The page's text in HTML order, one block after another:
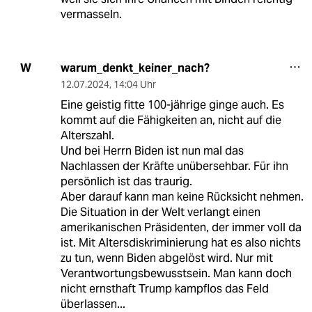
vermasseln.
W warum_denkt_keiner_nach?
12.07.2024, 14:04 Uhr
Eine geistig fitte 100-jährige ginge auch. Es
kommt auf die Fähigkeiten an, nicht auf die
Alterszahl.
Und bei Herrn Biden ist nun mal das
Nachlassen der Kräfte unübersehbar. Für ihn
persönlich ist das traurig.
Aber darauf kann man keine Rücksicht nehmen.
Die Situation in der Welt verlangt einen
amerikanischen Präsidenten, der immer voll da
ist. Mit Altersdiskriminierung hat es also nichts
zu tun, wenn Biden abgelöst wird. Nur mit
Verantwortungsbewusstsein. Man kann doch
nicht ernsthaft Trump kampflos das Feld
überlassen...